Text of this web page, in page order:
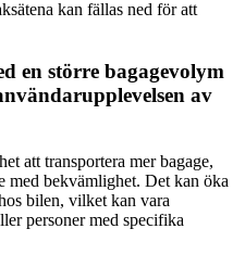
kan fällas ned för att
en större bagagevolym
av
att transportera mer bagage,
med bekvämlighet. Det kan öka
bilen, vilket kan vara
personer med specifika